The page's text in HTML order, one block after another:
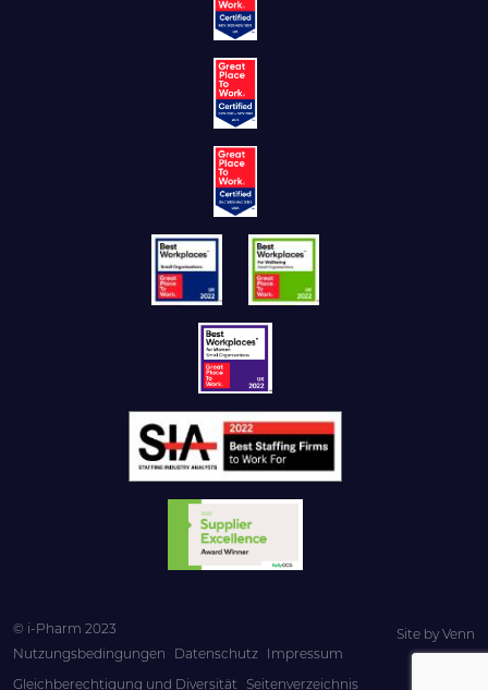
© i-Pharm 2023
Nutzungsbedingungen
Datenschutz Impressum
Gleichberechtigung und Diversität Seitenverzeichnis
Site by Venn